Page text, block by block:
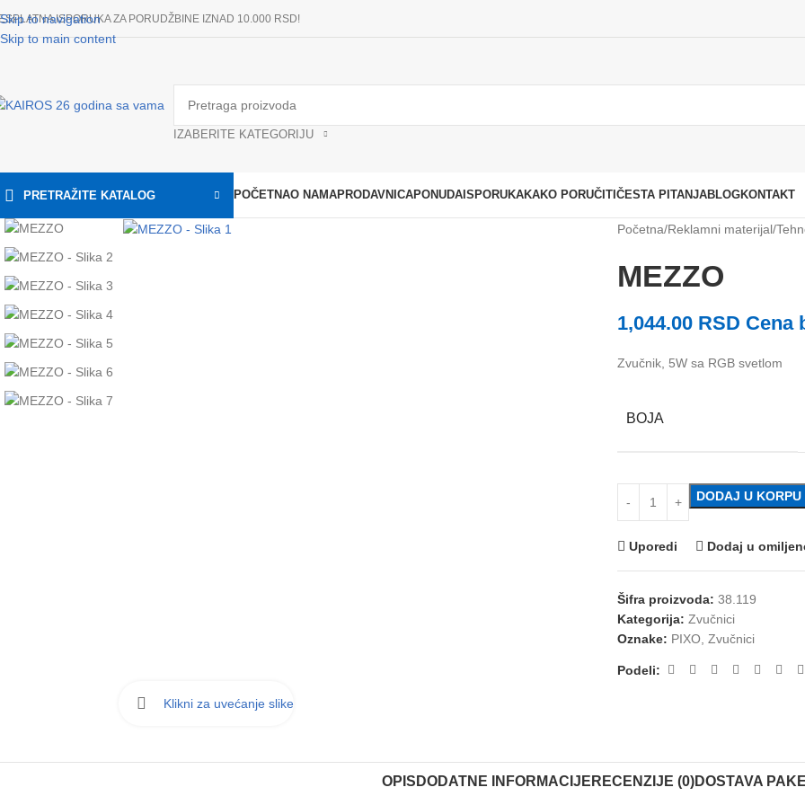
Skip to navigation
Skip to main content
ISPORUKA ZA PORUDŽBINE IZNAD 10.000 RSD!
IZABERITE KATEGORIJU
PRETRAŽITE KATALOG POČETNAO NAMAPRODAVNICAPONUDA ISPORUKAKAKO PORUČITI ČESTA PITANJABLOGKONTAKT
Klikni za uvećanje slike
Početna Reklamni materijal
MEZZO
1,044.00 RSD Cena
Zvučnik, 5W sa RGB svetlom
BOJA
DODAJ U KORPU
Uporedi Dodaj u
Šifra proizvoda: 38.119
Kategorija: Zvučnici
Oznake: PIXO Zvučnici
Podeli:
OPIS DODATNE INFORMACIJE RECENZIJE (0)DOSTAVA